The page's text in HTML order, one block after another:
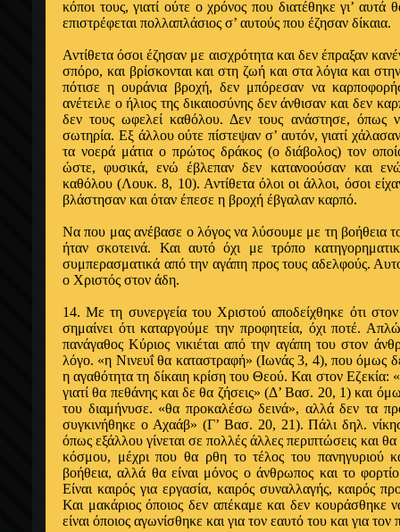
κόποι τους, γιατί ούτε ο χρόνος που διατέθηκε γι’
επιστρέφεται πολλαπλάσιος σ’ αυτούς που έζησαν δίκαια.
Αντίθετα όσοι έζησαν με αισχρότητα και δεν έπραξαν
σπόρο, και βρίσκονται και στη ζωή και στα λό­για και
πότισε η ουράνια βροχή, δεν μπόρεσαν να
ανέτειλε ο ήλιος της δικαιοσύνης δεν άνθισαν και δεν
δεν τους ωφελεί καθόλου. Δεν τους ανάστησε, όπως
σωτηρία. Εξ άλλου ούτε πίστεψαν σ’ αυ­τόν, γιατί
τα νοερά μάτια ο πρώτος δράκος (ο διάβολος) τον
ώστε, φυ­σικά, ενώ έβλεπαν δεν κατανοούσαν και
καθόλου (Λουκ. 8, 10). Αντίθετα όλοι οι άλλοι, όσοι
βλάστησαν και όταν έπεσε η βροχή έβγαλαν καρπό.
Να που μας ανέβασε ο λόγος να λύσουμε με τη βοήθεια
ήταν σκοτεινά. Και αυτό όχι με τρόπο
συμπερασματικά α­πό την αγάπη προς τους αδελφούς.
ο Χριστός στον άδη.
14. Με τη συνεργεία του Χριστού αποδείχθη­κε ότι
σημαίνει ότι καταργούμε την προφητεία, όχι ποτέ.
πανάγαθος Κύ­ριος νικιέται από την αγάπη του στον
λόγο. «η Νινευΐ θα καταστραφή» (Ιωνάς 3, 4), που όμως
η αγαθότητα τη δίκαιη κρίση του Θεού. Και στον Εζεκία:
γιατί θα πεθάνης και δε θα ζήσεις» (Δ’ Βασ. 20, 1) και
του διαμήνυσε. «θα προκαλέσω δεινά», αλ­λά δεν τα
συγκι­νήθηκε ο Αχαάβ» (Γ’ Βασ. 20, 21). Πάλι δηλ.
όπως εξάλλου γίνεται σε πολλές άλλες περιπτώσεις και θα
κόσμου, μέχρι που θα ρθη το τέλος του πανηγυριού
βοήθεια, αλλά θα είναι μόνος ο άν­θρωπος και το
Είναι καιρός για εργασία, καιρός συναλλα­γής, καιρός
Και μακάριος όποιος δεν απέκαμε και δεν κουράσθη­κε
είναι όποιος α­γωνίσθηκε και για τον εαυτό του και για τον